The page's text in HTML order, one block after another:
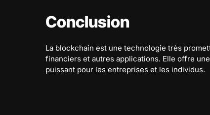
Conclusion
La blockchain est une technologie très
financiers et autres applications. Elle offre
puissant pour les entreprises et les individus.